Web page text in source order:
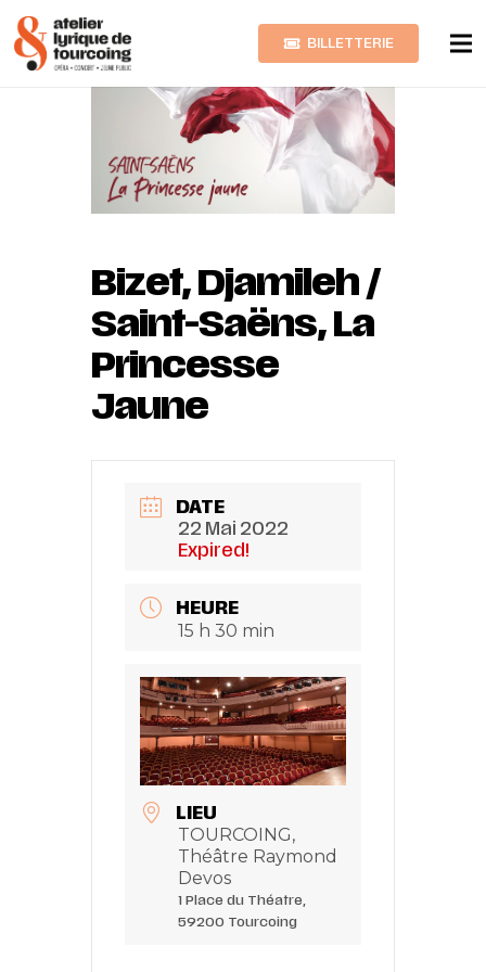
BILLETTERIE
Bizet, Djamileh /
Saint-Saëns, La
Princesse
Jaune
DATE
22 Mai 2022
Expired!
HEURE
15 h 30 min
LIEU
TOURCOING,
Théâtre Raymond
Devos
1 Place du Théatre,
59200 Tourcoing